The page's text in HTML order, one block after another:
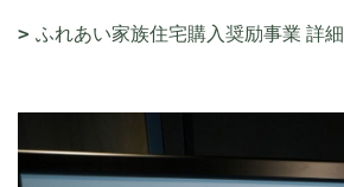
ふれあい家族住宅購入奨励事業 詳細